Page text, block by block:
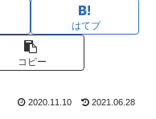
はてブ
コピー
2020.11.10 2021.06.28